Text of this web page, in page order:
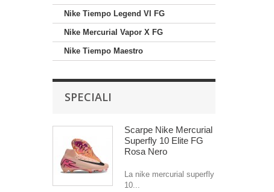
Nike Tiempo Legend VI FG
Nike Mercurial Vapor X FG
Nike Tiempo Maestro
SPECIALI
Scarpe Nike Mercurial
Superfly 10 Elite FG
Rosa Nero
La nike mercurial superfly
10...